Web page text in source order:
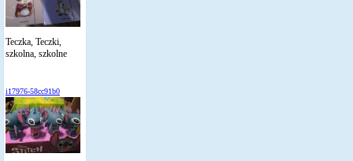
Teczka, Teczki,
szkolna, szkolne
i17976-58cc91b0